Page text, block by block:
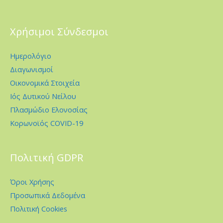
Χρήσιμοι Σύνδεσμοι
Ημερολόγιο
Διαγωνισμοί
Οικονομικά Στοιχεία
Ιός Δυτικού Νείλου
Πλασμώδιο Ελονοσίας
Κορωνοϊός COVID-19
Πολιτική GDPR
Όροι Χρήσης
Προσωπικά Δεδομένα
Πολιτική Cookies